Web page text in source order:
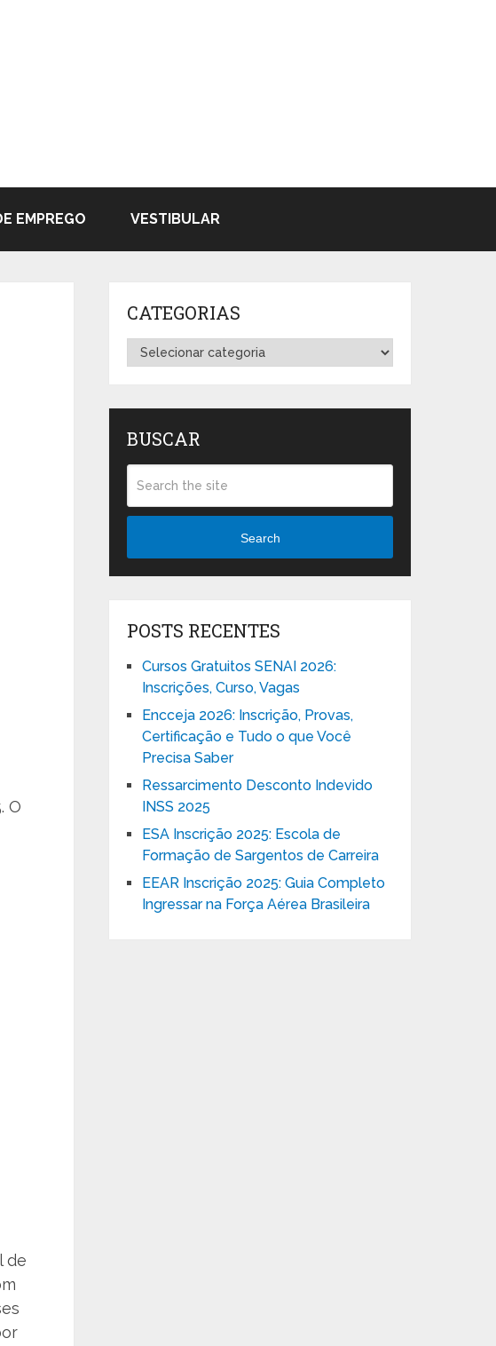
EMPREGO VESTIBULAR
O
de
CATEGORIAS
Categorias
BUSCAR
Search
POSTS RECENTES
Cursos Gratuitos SENAI 2026:
Inscrições, Curso, Vagas
Encceja 2026: Inscrição, Provas,
Certificação e Tudo o que Você
Precisa Saber
Ressarcimento Desconto Indevido
INSS 2025
ESA Inscrição 2025: Escola de
Formação de Sargentos de Carreira
EEAR Inscrição 2025: Guia Completo
Ingressar na Força Aérea Brasileira